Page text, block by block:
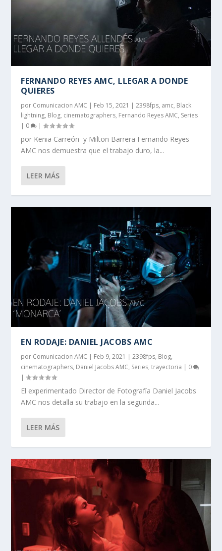
FERNANDO REYES AMC, LLEGAR A DONDE
QUIERES
por Comunicacion AMC | Feb 15, 2021 |2398fps, amc, Black
lightning, Blog, cinematographers, Fernando Reyes AMC, Series
| 0 |
por Kenia Carreón y Milton Barrera Fernando Reyes
AMC nos demuestra que el trabajo duro, la...
LEER MÁS
EN RODAJE: DANIEL JACOBS AMC
por Comunicacion AMC | Feb 9, 2021 |2398fps, Blog,
cinematographers, Daniel Jacobs AMC, Series,trayectoria | 0
|
El experimentado Director de Fotografía Daniel Jacobs
AMC nos detalla su trabajo en la segunda...
LEER MÁS